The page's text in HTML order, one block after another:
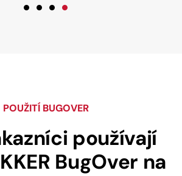
POUŽITÍ BUGOVER
používají
BugOver na